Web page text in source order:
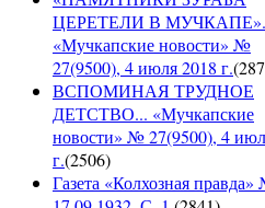
ЦЕРЕТЕЛИ В МУЧКАПЕ».
«Мучкапские новости» №
27(9500), 4 июля 2018 г.(
ВСПОМИНАЯ ТРУДНОЕ
ДЕТСТВО... «Мучкапские
новости» № 27(9500), 4
г.(2506)
Газета «Колхозная